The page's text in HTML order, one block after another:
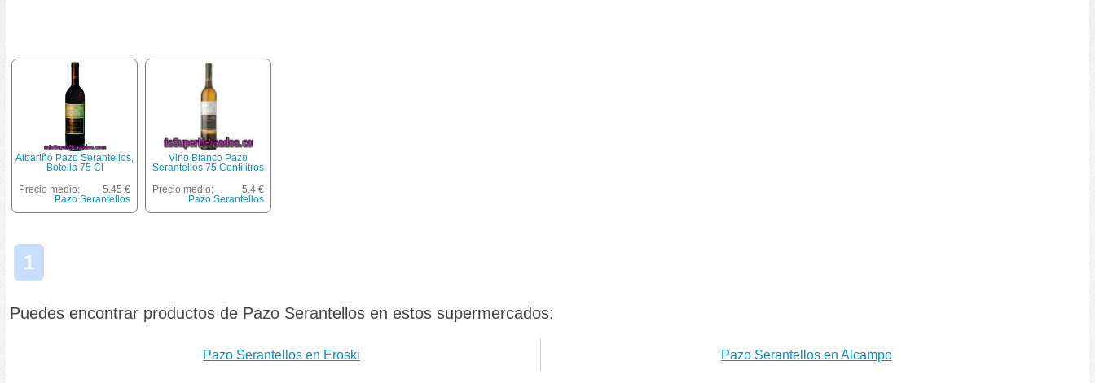
Albariño Pazo Serantellos,
Botella 75 Cl
Precio medio:
5.45 €
Pazo Serantellos
Vino Blanco Pazo
Serantellos 75 Centilitros
Precio medio:
5.4 €
Pazo Serantellos
1
Puedes encontrar productos de Pazo Serantellos en estos supermercados:
Pazo Serantellos en Eroski Pazo Serantellos en Alcampo